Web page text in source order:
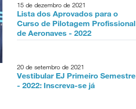
15 de dezembro de 2021
Lista dos Aprovados para o
Curso de Pilotagem Profissional
de Aeronaves - 2022
20 de setembro de 2021
Vestibular EJ Primeiro Semestre
- 2022: Inscreva-se já